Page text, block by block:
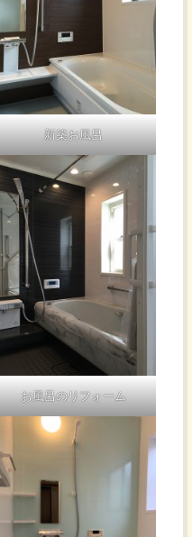
新築お風呂
お風呂のリフォーム